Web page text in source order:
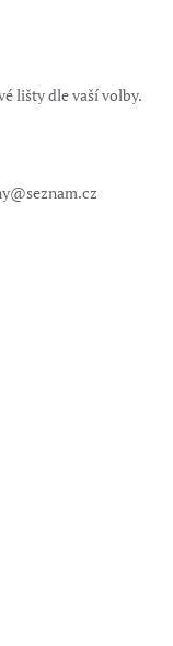
lišty dle vaší volby.